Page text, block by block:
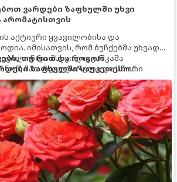
ვარდები ზაფხულში უხვი
არომატისთვის
აქტიური ყვავილობისა და
იმისათვის, რომ ბუჩქებმა უხვად,
და მსხვილი, კაშკაშა
მათ რეგულარული და სწორი
ზაფხულის პერიოდში მცენარის
ამიტომ მნიშვნელოვანია
გამოიყენება ამ დროს.
თუ რით და როგორ
ზაფხულში საუკეთესო